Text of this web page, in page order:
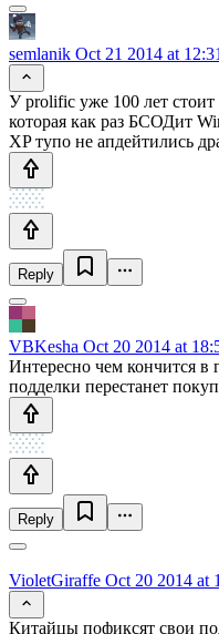
semlanik Oct 21 2014 at 12:31
У prolific уже 100 лет стоит
которая как раз БСОДит
XP тупо не апдейтились
Reply
VBKesha Oct 20 2014 at
Интересно чем кончится в
подделки перестанет
Reply
VioletGiraffe Oct 20 2014 at
Китайцы пофиксят свои